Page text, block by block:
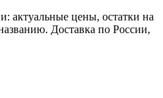
актуальные цены, остатки на
Доставка по России,